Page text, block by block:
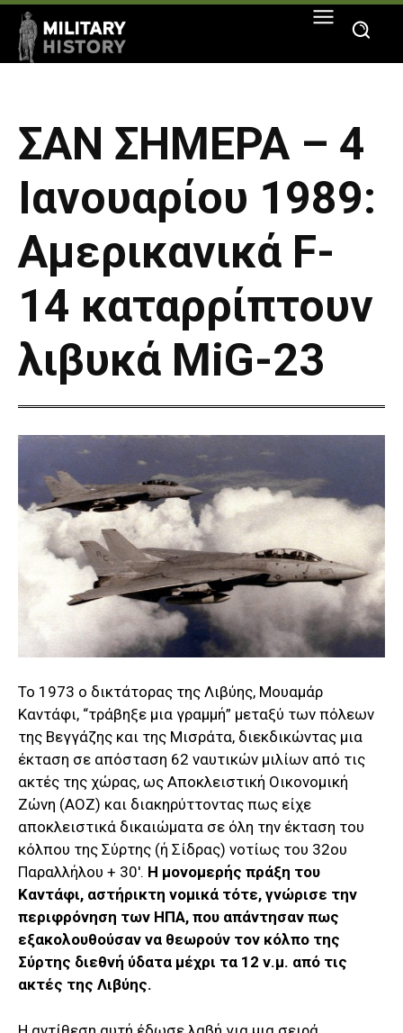
ΣΑΝ ΣΗΜΕΡΑ – 4
Ιανουαρίου 1989:
Αμερικανικά F-
14 καταρρίπτουν
λιβυκά MiG-23
Το 1973 ο δικτάτορας της Λιβύης, Μουαμάρ
Καντάφι, “τράβηξε μια γραμμή” μεταξύ των πόλεων
της Βεγγάζης και της Μισράτα, διεκδικώντας μια
έκταση σε απόσταση 62 ναυτικών μιλίων από τις
ακτές της χώρας, ως Αποκλειστική Οικονομική
Ζώνη (ΑΟΖ) και διακηρύττοντας πως είχε
αποκλειστικά δικαιώματα σε όλη την έκταση του
κόλπου της Σύρτης (ή Σίδρας) νοτίως του 32ου
Παραλλήλου + 30′. Η μονομερής πράξη του
Kαντάφι, αστήρικτη νομικά τότε, γνώρισε την
περιφρόνηση των ΗΠΑ, που απάντησαν πως
εξακολουθούσαν να θεωρούν τον κόλπο της
Σύρτης διεθνή ύδατα μέχρι τα 12 ν.μ. από τις
ακτές της Λιβύης.